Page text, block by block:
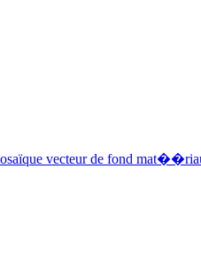
vecteur de fond